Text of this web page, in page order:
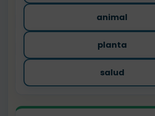
animal
planta
salud